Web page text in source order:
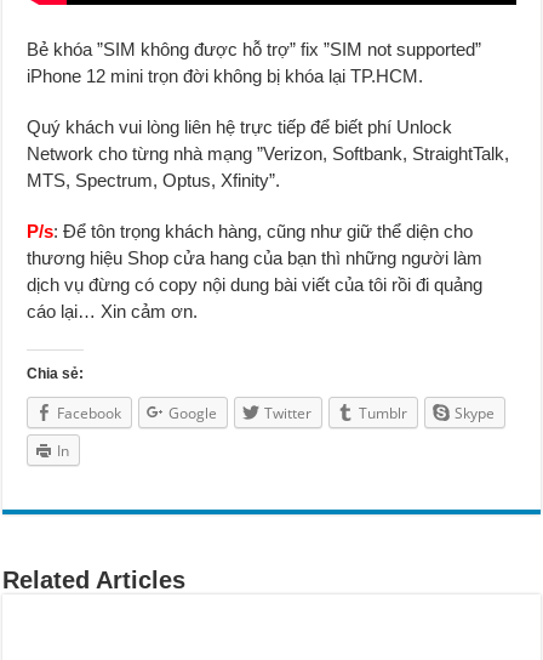
Bẻ khóa ”SIM không được hỗ trợ” fix ”SIM not supported”
iPhone 12 mini trọn đời không bị khóa lại TP.HCM.
Quý khách vui lòng liên hệ trực tiếp để biết phí Unlock
Network cho từng nhà mạng ”Verizon, Softbank, StraightTalk,
MTS, Spectrum, Optus, Xfinity”.
P/s: Để tôn trọng khách hàng, cũng như giữ thể diện cho
thương hiệu Shop cửa hang của bạn thì những người làm
dịch vụ đừng có copy nội dung bài viết của tôi rồi đi quảng
cáo lại… Xin cảm ơn.
Chia sẻ:
Facebook Google Twitter Tumblr
Skype
In
Related Articles